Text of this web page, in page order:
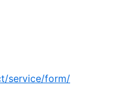
service/form/